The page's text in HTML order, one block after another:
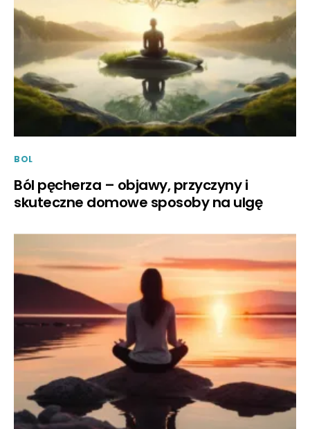
BOL
Ból pęcherza – objawy, przyczyny i
skuteczne domowe sposoby na ulgę